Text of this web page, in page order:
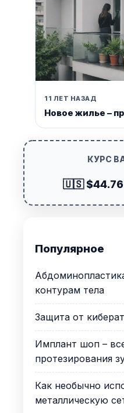
11 ЛЕТ НАЗАД
Новое жилье –
КУРС
🇺🇸 $44.76
Популярное
контурам тела
Защита от
Имплант шоп –
протезирования
Как необычно
металлическую